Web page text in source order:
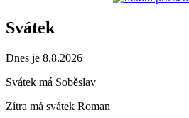
Svátek
Dnes je 8.8.2026
Svátek má Soběslav
Zítra má svátek Roman